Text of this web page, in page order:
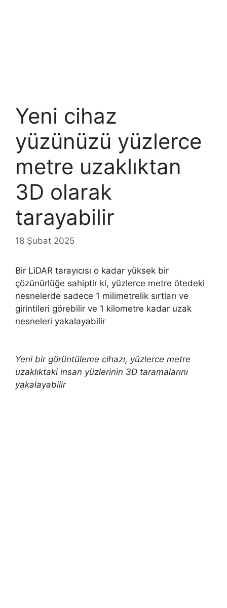
Yeni cihaz
yüzünüzü yüzlerce
metre uzaklıktan
3D olarak
tarayabilir
18 Şubat 2025
Bir LiDAR tarayıcısı o kadar yüksek bir
çözünürlüğe sahiptir ki, yüzlerce metre ötedeki
nesnelerde sadece 1 milimetrelik sırtları ve
girintileri görebilir ve 1 kilometre kadar uzak
nesneleri yakalayabilir
Yeni bir görüntüleme cihazı, yüzlerce metre
uzaklıktaki insan yüzlerinin 3D taramalarını
yakalayabilir